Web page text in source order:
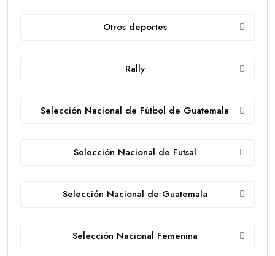
Otros deportes
Rally
Selección Nacional de Fútbol de Guatemala
Selección Nacional de Futsal
Selección Nacional de Guatemala
Selección Nacional Femenina